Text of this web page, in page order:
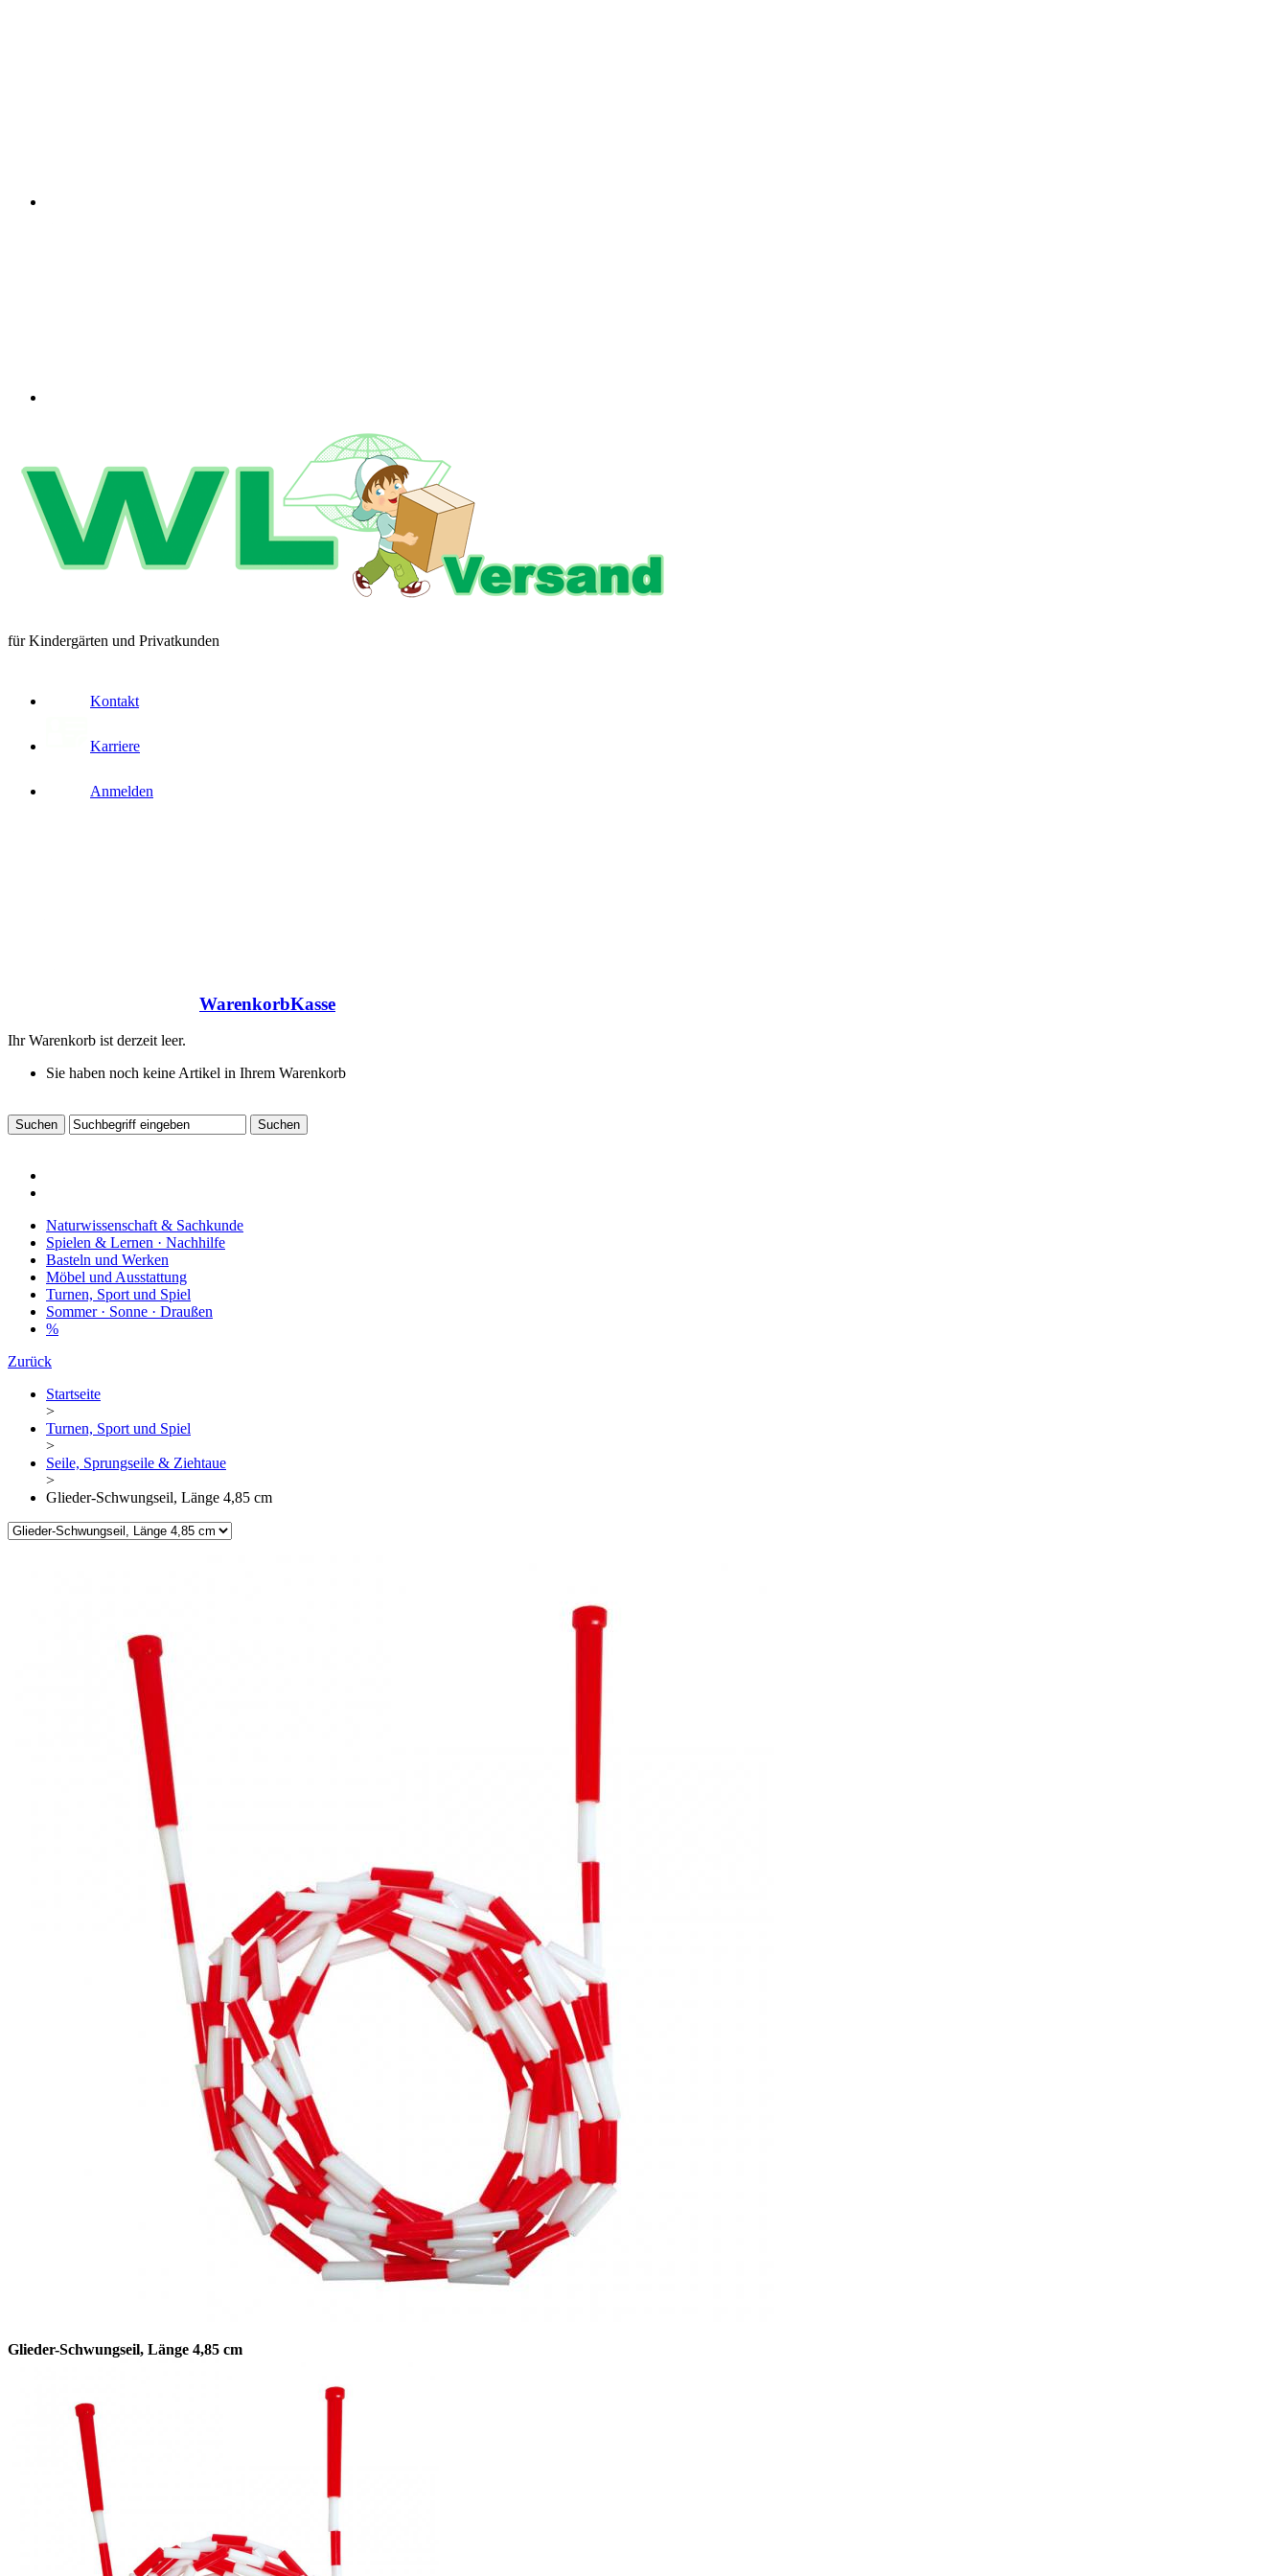
für Kindergärten und Privatkunden
Kontakt
Karriere
Anmelden
WarenkorbKasse
Ihr Warenkorb ist derzeit leer.
Sie haben noch keine Artikel in Ihrem Warenkorb
Naturwissenschaft & Sachkunde
Spielen & Lernen · Nachhilfe
Basteln und Werken
Möbel und Ausstattung
Turnen, Sport und Spiel
Sommer · Sonne · Draußen
%
Zurück
Startseite
>
Turnen, Sport und Spiel
>
Seile, Sprungseile & Ziehtaue
>
Glieder-Schwungseil, Länge 4,85 cm
Glieder-Schwungseil, Länge 4,85 cm